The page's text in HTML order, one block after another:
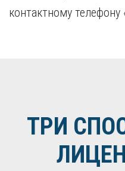
контактному телефону
ТРИ